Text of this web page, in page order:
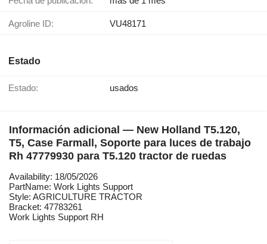
Agroline ID: VU48171
Estado
Estado: usados
Información adicional — New Holland T5.120,
T5, Case Farmall, Soporte para luces de trabajo
Rh 47779930 para T5.120 tractor de ruedas
Availability: 18/05/2026
PartName: Work Lights Support
Style: AGRICULTURE TRACTOR
Bracket: 47783261
Work Lights Support RH